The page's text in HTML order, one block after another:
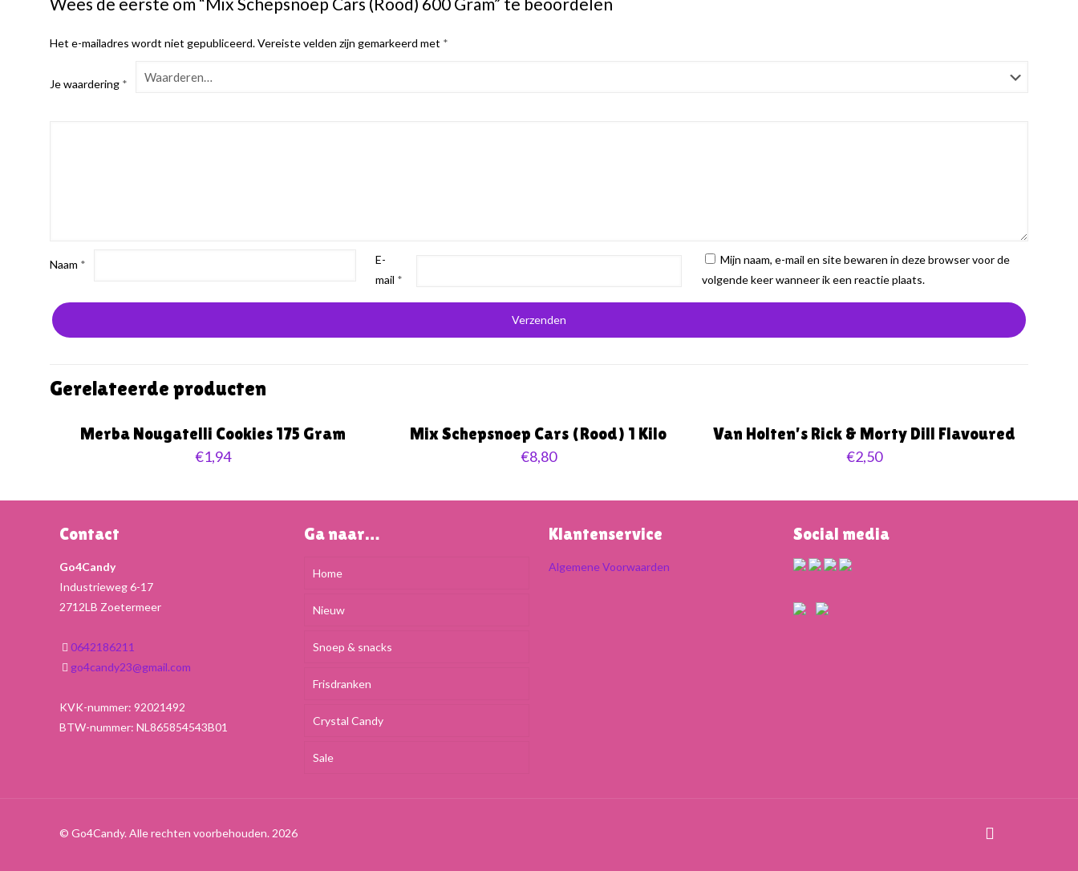
Het e-mailadres wordt niet gepubliceerd.Vereiste velden zijn gemarkeerd met *
Je waardering *
Naam *
E-
mail *
Mijn naam, e-mail en site bewaren in deze browser voor de
volgende keer wanneer ik een reactie plaats.
Gerelateerde producten
Merba Nougatelli Cookies 175 Gram
€1,94
Mix Schepsnoep Cars (Rood) 1 Kilo
€8,80
Van Holten’s Rick & Morty Dill Flavoured
€2,50
Contact
Go4Candy
Industrieweg 6-17
2712LB Zoetermeer
0642186211
go4candy23@gmail.com
KVK-nummer: 92021492
BTW-nummer: NL865854543B01
Ga naar…
Home
Nieuw
Snoep & snacks
Frisdranken
Crystal Candy
Sale
Klantenservice
Algemene Voorwaarden
Social media
© Go4Candy. Alle rechten voorbehouden. 2026